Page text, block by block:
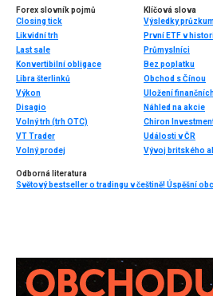
Forex slovník pojmů
Closing tick
Likvidní trh
Last sale
Konvertibilní obligace
Libra šterlinků
Výkon
Disagio
Volný trh (trh OTC)
VT Trader
Volný prodej
Klíčová slova
První ETF v
Průmyslníci
Bez poplatku
Obchod s Čínou
Uložení
Náhled na akcie
Chiron
Události v ČR
Odborná literatura